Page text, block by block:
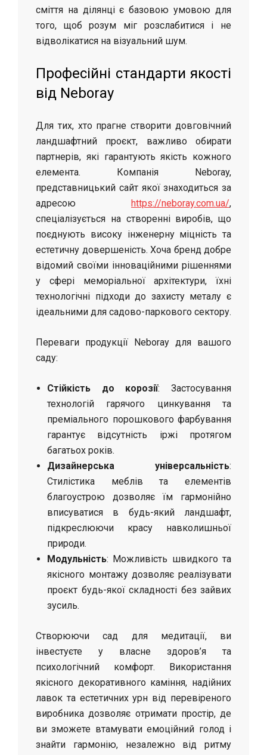
сміття на ділянці є базовою умовою для
того, щоб розум міг розслабитися і не
відволікатися на візуальний шум.
Професійні стандарти якості
від Neboray
Для тих, хто прагне створити довговічний
ландшафтний проєкт, важливо обирати
партнерів, які гарантують якість кожного
елемента. Компанія Neboray,
представницький сайт якої знаходиться за
адресою
https://neboray.com.ua/,
спеціалізується на створенні виробів, що
поєднують високу інженерну міцність та
естетичну довершеність. Хоча бренд добре
відомий своїми інноваційними рішеннями
у сфері меморіальної архітектури, їхні
технологічні підходи до захисту металу є
ідеальними для садово-паркового сектору.
Переваги продукції Neboray для вашого
саду:
Стійкість до корозії: Застосування
технологій гарячого цинкування та
преміального порошкового фарбування
гарантує відсутність іржі протягом
багатьох років.
Дизайнерська універсальність:
Стилістика меблів та елементів
благоустрою дозволяє їм гармонійно
вписуватися в будь-який ландшафт,
підкреслюючи красу навколишньої
природи.
Модульність: Можливість швидкого та
якісного монтажу дозволяє реалізувати
проєкт будь-якої складності без зайвих
зусиль.
Створюючи сад для медитації, ви
інвестуєте у власне здоров’я та
психологічний комфорт. Використання
якісного декоративного каміння, надійних
лавок та естетичних урн від перевіреного
виробника дозволяє отримати простір, де
ви зможете втамувати емоційний голод і
знайти гармонію, незалежно від ритму